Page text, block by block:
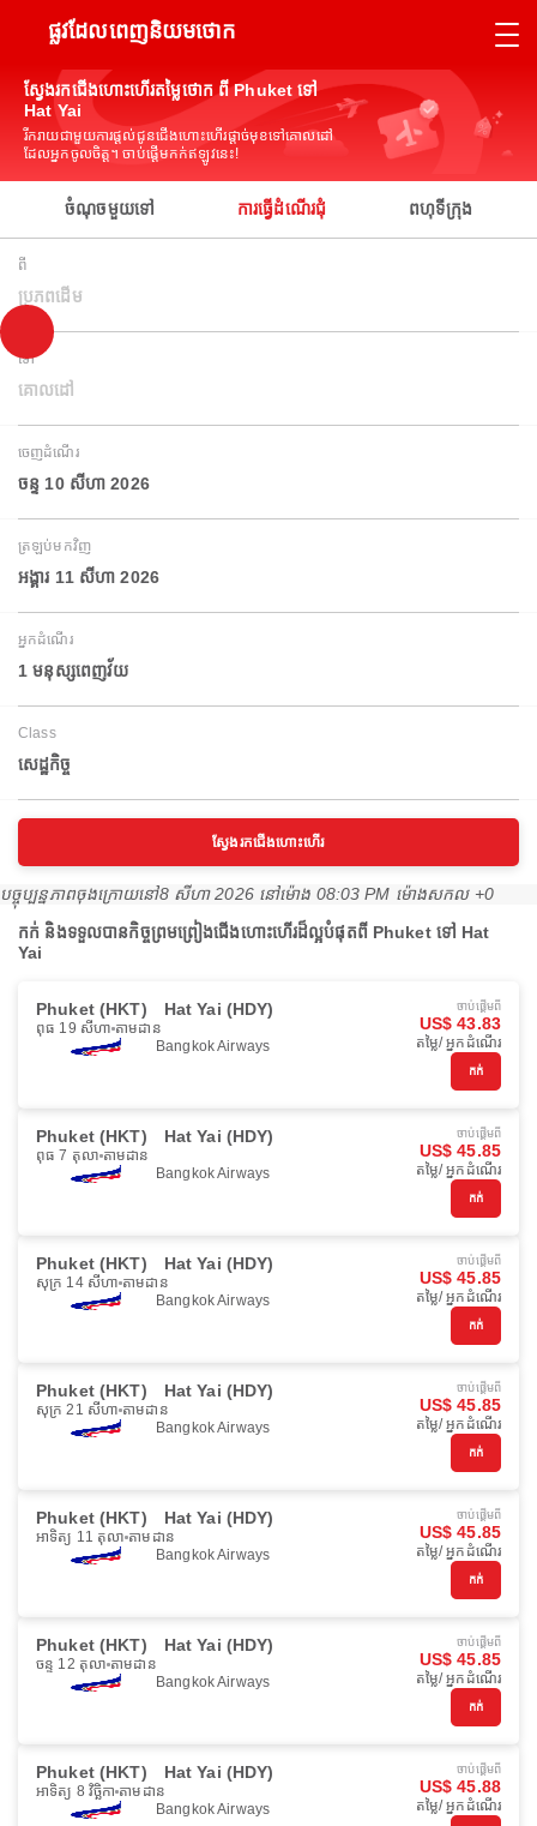
ផ្លូវដែលពេញនិយមថោក
ស្វែងរកជើងហោះហើរតម្លៃថោក ពី Phuket ទៅ
Hat Yai
រីករាយជាមួយការផ្តល់ជូនជើងហោះហើរផ្តាច់មុខទៅគោលដៅ
ដែលអ្នកចូលចិត្ត។ ចាប់ផ្តើមកក់ឥឡូវនេះ!
ចំណុចមួយទៅ ការធ្វើដំណើរជុំ ពហុទីក្រុង
ពី
ប្រភពដើម
ទៅ
គោលដៅ
ចេញដំណើរ
ចន្ទ 10 សីហា 2026
ត្រឡប់មកវិញ
អង្គារ 11 សីហា 2026
អ្នកដំណើរ
1 មនុស្សពេញវ័យ
Class
សេដ្ឋកិច្ច
ស្វែងរកជើងហោះហើរ
បច្ចុប្បន្នភាពចុងក្រោយនៅ8 សីហា 2026 នៅ​ម៉ោង 08:03 PM ម៉ោង​សកល +0
កក់ និងទទួលបានកិច្ចព្រមព្រៀងជើងហោះហើរដ៏ល្អបំផុតពី Phuket ទៅ Hat
Yai
Phuket (HKT) Hat Yai (HDY)
ពុធ 19 សីហា តាមដាន
Bangkok Airways
ចាប់ផ្ដើមពី
US$ 43.83
តម្លៃ/ អ្នកដំណើរ
កក់
Phuket (HKT) Hat Yai (HDY)
ពុធ 7 តុលា តាមដាន
Bangkok Airways
ចាប់ផ្ដើមពី
US$ 45.85
តម្លៃ/ អ្នកដំណើរ
កក់
Phuket (HKT) Hat Yai (HDY)
សុក្រ 14 សីហា តាមដាន
Bangkok Airways
ចាប់ផ្ដើមពី
US$ 45.85
តម្លៃ/ អ្នកដំណើរ
កក់
Phuket (HKT) Hat Yai (HDY)
សុក្រ 21 សីហា តាមដាន
Bangkok Airways
ចាប់ផ្ដើមពី
US$ 45.85
តម្លៃ/ អ្នកដំណើរ
កក់
Phuket (HKT) Hat Yai (HDY)
អាទិត្យ 11 តុលា តាមដាន
Bangkok Airways
ចាប់ផ្ដើមពី
US$ 45.85
តម្លៃ/ អ្នកដំណើរ
កក់
Phuket (HKT) Hat Yai (HDY)
ចន្ទ 12 តុលា តាមដាន
Bangkok Airways
ចាប់ផ្ដើមពី
US$ 45.85
តម្លៃ/ អ្នកដំណើរ
កក់
Phuket (HKT) Hat Yai (HDY)
អាទិត្យ 8 វិច្ឆិកា តាមដាន
Bangkok Airways
ចាប់ផ្ដើមពី
US$ 45.88
តម្លៃ/ អ្នកដំណើរ